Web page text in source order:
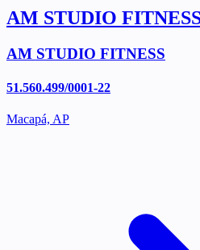
AM STUDIO
AM STUDIO FITNESS
51.560.499/0001-22
Macapá, AP